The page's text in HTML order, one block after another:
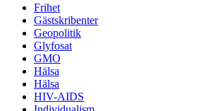
Frihet
Gästskribenter
Geopolitik
Glyfosat
GMO
Hälsa
Hälsa
HIV-AIDS